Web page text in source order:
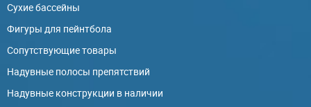
Сухие бассейны
Фигуры для пейнтбола
Сопутствующие товары
Надувные полосы препятствий
Надувные конструкции в наличии